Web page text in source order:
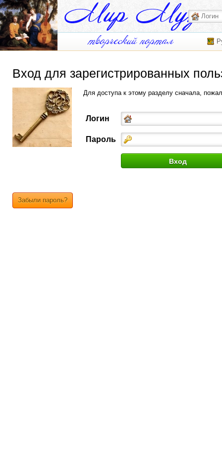
Вход для зарегистрированных
Для доступа к этому разделу сначала,
Логин
Пароль
Забыли пароль?